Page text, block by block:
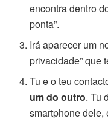
encontra dentro
ponta”.
Irá aparecer um
privacidade” que
Tu e o teu
um do outro. Tu
smartphone dele,